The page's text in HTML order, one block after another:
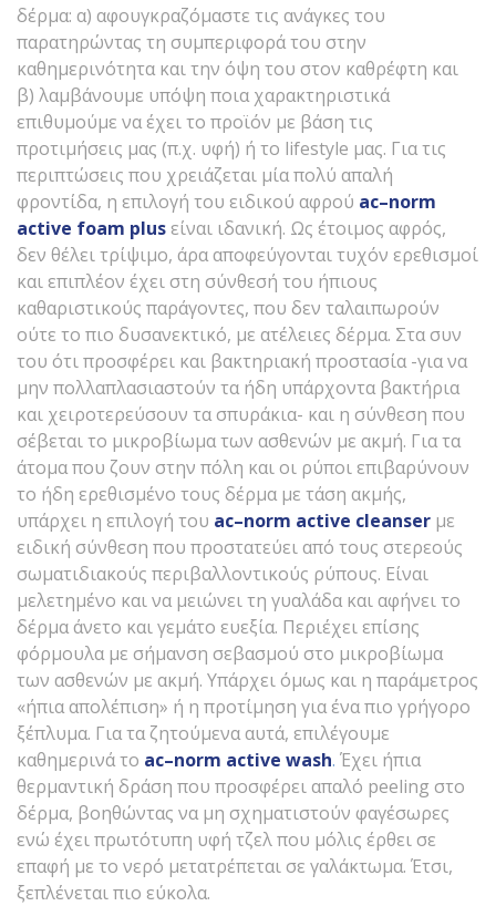
δέρμα: α) αφουγκραζόμαστε τις ανάγκες του
παρατηρώντας τη συμπεριφορά του στην
καθημερινότητα και την όψη του στον καθρέφτη και
β) λαμβάνουμε υπόψη ποια χαρακτηριστικά
επιθυμούμε να έχει το προϊόν με βάση τις
προτιμήσεις μας (π.χ. υφή) ή το lifestyle μας. Για τις
περιπτώσεις που χρειάζεται μία πολύ απαλή
φροντίδα, η επιλογή του ειδικού αφρού ac–norm
active foam plus είναι ιδανική. Ως έτοιμος αφρός,
δεν θέλει τρίψιμο, άρα αποφεύγονται τυχόν ερεθισμοί
και επιπλέον έχει στη σύνθεσή του ήπιους
καθαριστικούς παράγοντες, που δεν ταλαιπωρούν
ούτε το πιο δυσανεκτικό, με ατέλειες δέρμα. Στα συν
του ότι προσφέρει και βακτηριακή προστασία -για να
μην πολλαπλασιαστούν τα ήδη υπάρχοντα βακτήρια
και χειροτερεύσουν τα σπυράκια- και η σύνθεση που
σέβεται το μικροβίωμα των ασθενών με ακμή. Για τα
άτομα που ζουν στην πόλη και οι ρύποι επιβαρύνουν
το ήδη ερεθισμένο τους δέρμα με τάση ακμής,
υπάρχει η επιλογή του ac–norm active cleanser με
ειδική σύνθεση που προστατεύει από τους στερεούς
σωματιδιακούς περιβαλλοντικούς ρύπους. Είναι
μελετημένο και να μειώνει τη γυαλάδα και αφήνει το
δέρμα άνετο και γεμάτο ευεξία. Περιέχει επίσης
φόρμουλα με σήμανση σεβασμού στο μικροβίωμα
των ασθενών με ακμή. Υπάρχει όμως και η παράμετρος
«ήπια απολέπιση» ή η προτίμηση για ένα πιο γρήγορο
ξέπλυμα. Για τα ζητούμενα αυτά, επιλέγουμε
καθημερινά το ac–norm active wash. Έχει ήπια
θερμαντική δράση που προσφέρει απαλό peeling στο
δέρμα, βοηθώντας να μη σχηματιστούν φαγέσωρες
ενώ έχει πρωτότυπη υφή τζελ που μόλις έρθει σε
επαφή με το νερό μετατρέπεται σε γαλάκτωμα. Έτσι,
ξεπλένεται πιο εύκολα.